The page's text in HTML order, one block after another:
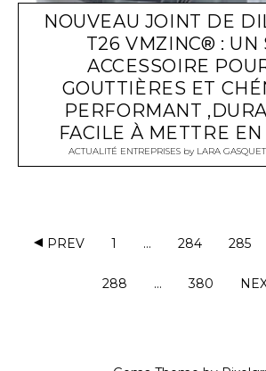
NOUVEAU JOINT DE
T26 VMZINC® : UN
ACCESSOIRE
GOUTTIÈRES ET
PERFORMANT
FACILE À METTRE
ACTUALITÉ ENTREPRISESby LARA GASQUET
PREV 1 … 284 285
288 … 380